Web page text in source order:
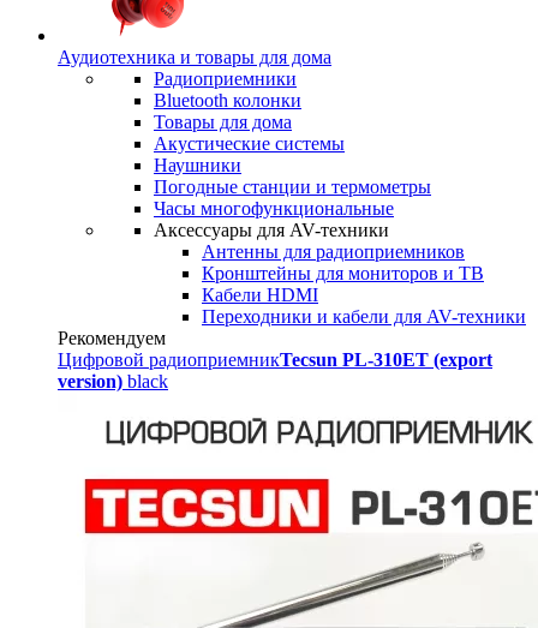
Аудиотехника и товары для дома
Радиоприемники
Bluetooth колонки
Товары для дома
Акустические системы
Наушники
Погодные станции и термометры
Часы многофункциональные
Аксессуары для AV-техники
Антенны для радиоприемников
Кронштейны для мониторов и ТВ
Кабели HDMI
Переходники и кабели для AV-техники
Рекомендуем
Цифровой радиоприемникTecsun PL-310ET (export
version) black